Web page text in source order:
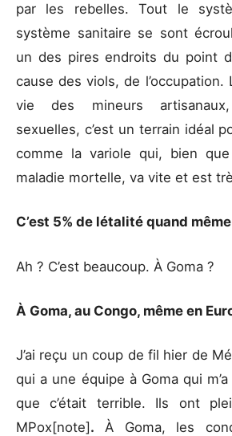
par les rebelles. Tout le
système sanitaire se sont
un des pires endroits du point
cause des viols, de l’occupation.
vie des mineurs
sexuelles, c’est un terrain idéal
comme la variole qui, bien que
maladie mortelle, va vite et est
C’est 5% de létalité quand
Ah ? C’est beaucoup. À Goma ?
À Goma, au Congo, même en
J’ai reçu un coup de fil hier de
qui a une équipe à Goma qui
que c’était terrible. Ils ont
MPox[note]. À Goma, les